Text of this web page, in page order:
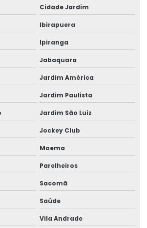
de gerador
de gerador em camaçari
Cidade Jardim
Ibirapuera
Ipiranga
Jabaquara
Jardim América
Jardim Paulista
Jardim São Luiz
Jockey Club
Moema
Parelheiros
Sacomã
Saúde
Vila Andrade